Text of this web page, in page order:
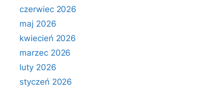
czerwiec 2026
maj 2026
kwiecień 2026
marzec 2026
luty 2026
styczeń 2026